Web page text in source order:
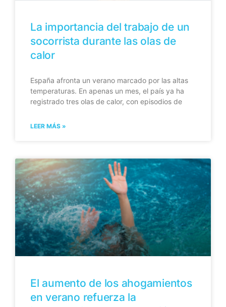
La importancia del trabajo de un
socorrista durante las olas de
calor
España afronta un verano marcado por las altas
temperaturas. En apenas un mes, el país ya ha
registrado tres olas de calor, con episodios de
LEER MÁS »
El aumento de los ahogamientos
en verano refuerza la